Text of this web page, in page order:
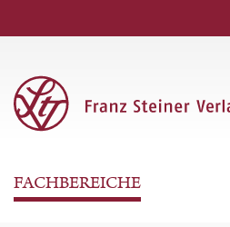
FACHBEREICHE